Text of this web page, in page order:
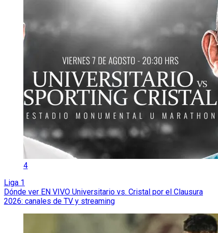
4
Liga 1
Dónde ver EN VIVO Universitario vs. Cristal por el Clausura
2026: canales de TV y streaming